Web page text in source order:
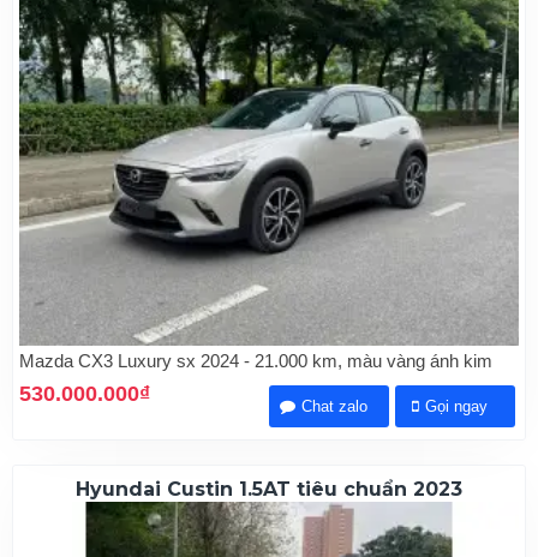
Mazda CX3 Luxury sx 2024 - 21.000 km, màu vàng ánh kim
530.000.000₫
Chat zalo Gọi ngay
Hyundai Custin 1.5AT tiêu chuẩn 2023